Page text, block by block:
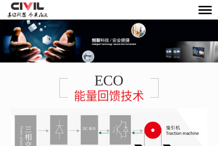
ECO
能量回馈技术